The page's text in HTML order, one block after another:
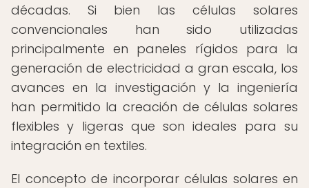
décadas. Si bien las células solares
convencionales han sido utilizadas
principalmente en paneles rígidos para la
generación de electricidad a gran escala, los
avances en la investigación y la ingeniería
han permitido la creación de células solares
flexibles y ligeras que son ideales para su
integración en textiles.
El concepto de incorporar células solares en